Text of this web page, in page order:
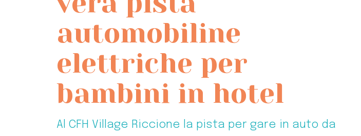
automobiline
elettriche per
bambini in hotel
Al CFH Village Riccione la pista per gare in auto da